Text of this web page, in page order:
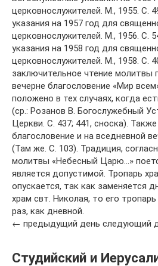
церковнослужителей. М., 1955. С.
указания на 1957 год для
церковнослужителей. М., 1956. С.
указания на 1958 год для
церковнослужителей. М., 1958. С.
заключительное чтение молитвы
вечерне благословение «Мир
положено в тех случаях, когда
(ср.: Розанов В. Богослужебный
Церкви. С. 437; 441, сноска).
благословение и на вседневной
(Там же. С. 103). Традиция,
молитвы «Небесный Царю…»
является допустимой. Тропарь
опускается, так как заменяется
храм свт. Николая, то его
раз, как дневной.
← предыдущий день следующий
Студийский и